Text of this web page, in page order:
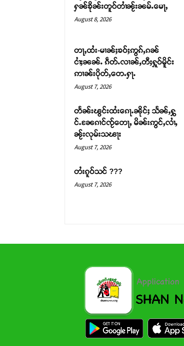
ႁၼ်ၶိုၼ်းတူဝ်တၢႆၼႂ်းၼမ်ႉမေႃႇ
August 8, 2026
တႃႇထႆး-မၢၼ်ႈၶဝ်ႈဢွၵ်ႇၵၼ်
ငၢႆႈၼၼ်ႉ ၵဵတ်ႉလၢၼ်ႇတီႈႁူဝ်မိူင်း
ဢၢၼ်းပိုတ်ႇတေႉႁႃႉ
August 7, 2026
တႅၼ်းၽွင်းထႆးၵေႃႉၼိုင်ႈ သႅၼ်ႇႁွ
င်ႉၼႄၵၢင်ၸႂ်တေႃႇ မိၼ်းဢွင်ႇလၢႆႇ
ၼႂ်းလုမ်းသၽႃး
August 7, 2026
တႆးၵူဝ်သင် ???
August 7, 2026